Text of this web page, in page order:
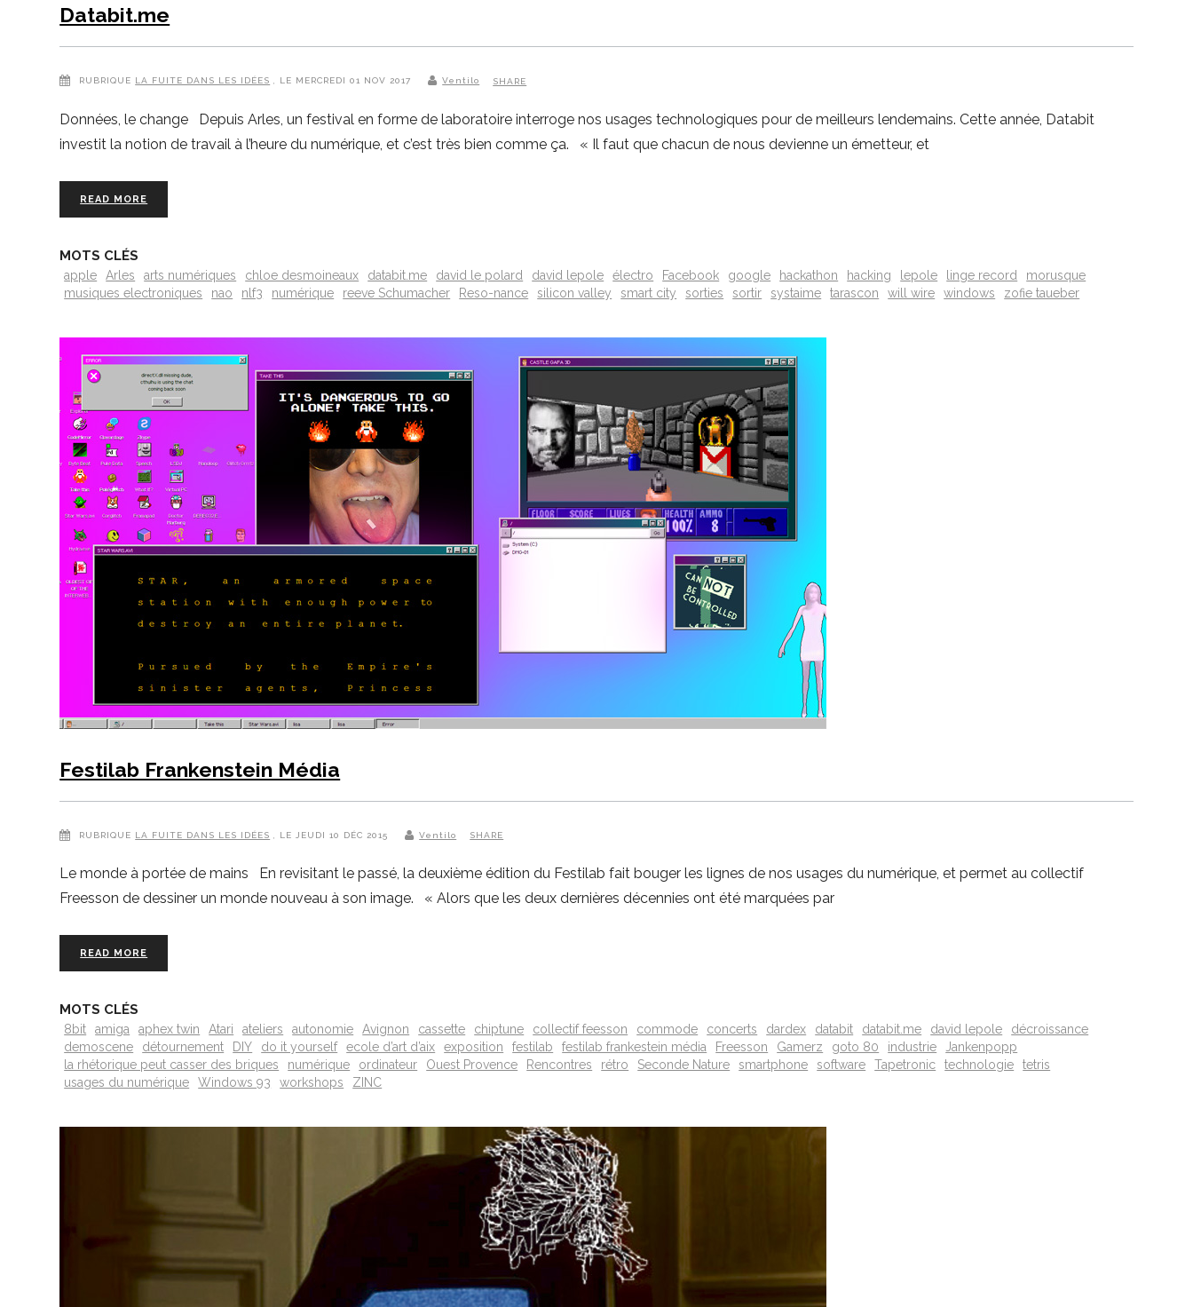
Databit.me
RUBRIQUE LA FUITE DANS LES IDÉES , LE MERCREDI 01 NOV 2017 Ventilo SHARE
Données, le change Depuis Arles, un festival en forme de laboratoire interroge nos usages technologiques pour de meilleurs lendemains. Cette année, Databit
investit la notion de travail à l’heure du numérique, et c’est très bien comme ça. « Il faut que chacun de nous devienne un émetteur, et
READ MORE
MOTS CLÉS
apple Arles arts numériques chloe desmoineaux databit.me david le polard david lepole électro Facebook google hackathon hacking lepole linge record
morusque
musiques electroniques
nao nlf3 numérique reeve Schumacher Reso-nance silicon valley smart city sorties sortir systaime tarascon will wire windows zofie taueber
Festilab Frankenstein Média
RUBRIQUE LA FUITE DANS LES IDÉES , LE JEUDI 10 DÉC 2015 Ventilo SHARE
Le monde à portée de mains En revisitant le passé, la deuxième édition du Festilab fait bouger les lignes de nos usages du numérique, et permet au collectif
Freesson de dessiner un monde nouveau à son image. « Alors que les deux dernières décennies ont été marquées par
READ MORE
MOTS CLÉS
8bit amiga aphex twin Atari ateliers autonomie Avignon cassette chiptune collectif feesson commode concerts dardex databit databit.me david lepole
décroissance
demoscene
détournement DIY do it yourself ecole d’art d’aix exposition festilab festilab frankestein média Freesson Gamerz goto 80 industrie
Jankenpopp
la rhétorique peut casser des briques
numérique ordinateur Ouest Provence Rencontres rétro Seconde Nature smartphone software Tapetronic technologie
tetris
usages du numérique
Windows 93 workshops ZINC